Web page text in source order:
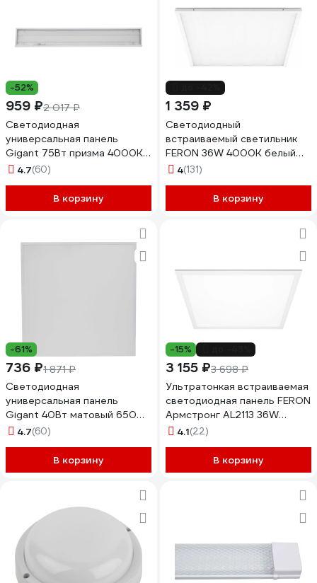
-52%
959 ₽2 017 ₽
Светодиодная
универсальная панель
Gigant 75Вт призма 4000K
7400Лм IP40 ( с драйвером)
4.7(60)
В корзину
1 359 ₽
Светодиодный
встраиваемый светильник
FERON 36W 4000K белый
AL2115 21084
4(131)
В корзину
-61%
736 ₽1 871 ₽
Светодиодная
универсальная панель
Gigant 40Вт матовый 6500К
3600Лм IP40 (с драйвером)
4.7(60)
В корзину
-15%
3 155 ₽3 698 ₽
Ультратонкая встраиваемая
светодиодная панель FERON
Армстронг AL2113 36W
4000K белый, драйвер в
4.1(22)
В корзину